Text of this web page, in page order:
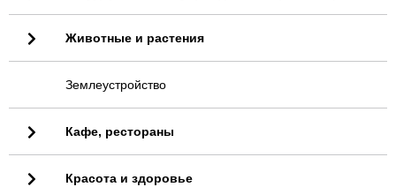
Животные и растения
Землеустройство
Кафе, рестораны
Красота и здоровье